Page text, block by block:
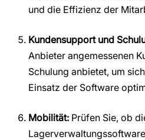
und die Effizienz der
Kundensupport und
Anbieter angemessenen
Schulung anbietet, um
Einsatz der Software
Mobilität: Prüfen Sie, ob